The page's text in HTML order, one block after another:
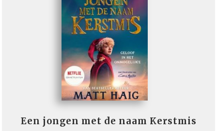
Een jongen met de naam Kerstmis